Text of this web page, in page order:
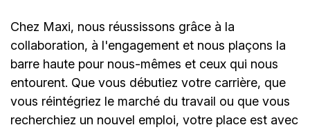
Chez Maxi, nous réussissons grâce à la
collaboration, à l'engagement et nous plaçons la
barre haute pour nous-mêmes et ceux qui nous
entourent. Que vous débutiez votre carrière, que
vous réintégriez le marché du travail ou que vous
recherchiez un nouvel emploi, votre place est avec